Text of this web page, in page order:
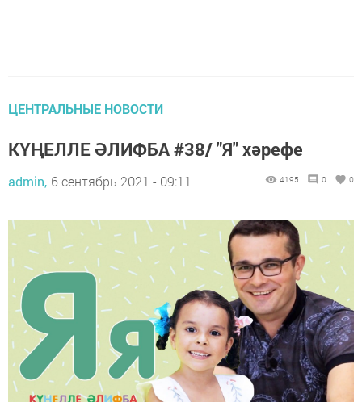
ЦЕНТРАЛЬНЫЕ НОВОСТИ
КҮҢЕЛЛЕ ӘЛИФБА #38/ "Я" хәрефе
admin, 6 сентябрь 2021 - 09:11 4195 0 0